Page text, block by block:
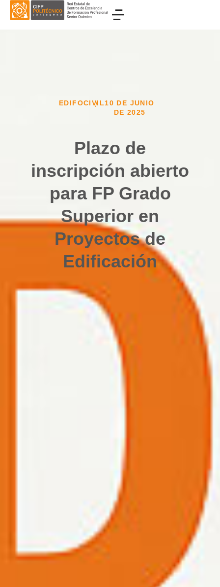
EDIFOCIVIL
/
10 DE JUNIO
DE 2025
Plazo de
inscripción abierto
para FP Grado
Superior en
Proyectos de
Edificación